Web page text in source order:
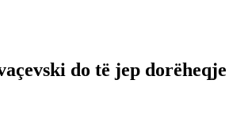
do të jep dorëheqje